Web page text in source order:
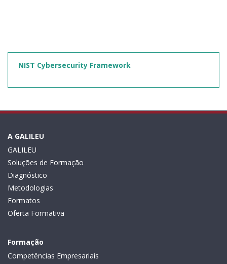
NIST Cybersecurity Framework
A GALILEU
GALILEU
Soluções de Formação
Diagnóstico
Metodologias
Formatos
Oferta Formativa
Formação
Competências Empresariais